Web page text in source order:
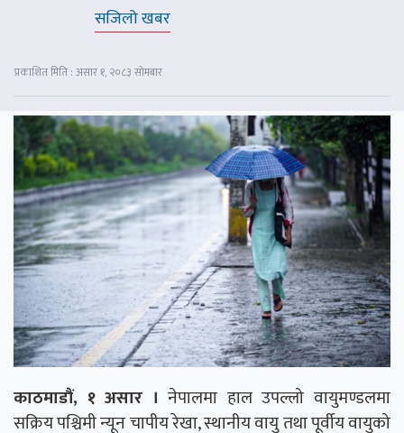
सजिलो खबर
प्रकाशित मिति : असार १, २०८३ सोमबार
काठमाडौं, १ असार । नेपालमा हाल उपल्लो वायुमण्डलमा
सक्रिय पश्चिमी न्यून चापीय रेखा, स्थानीय वायु तथा पूर्वीय वायुको